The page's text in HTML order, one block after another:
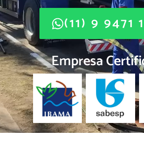
(11) 9 9471
Empresa